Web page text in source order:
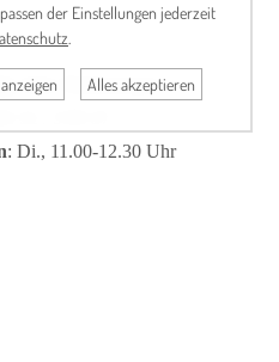
: Julia Timmermann
: Di., 11.00-12.30 Uhr
der Einstellungen jederzeit
Alles akzeptieren